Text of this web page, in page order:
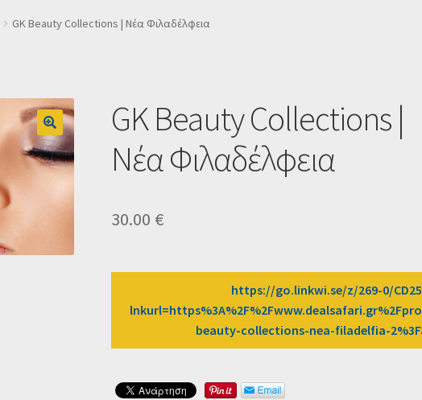
GK Beauty Collections | Νέα Φιλαδέλφεια
GK Beauty Collections |
Νέα Φιλαδέλφεια
30.00 €
https://go.linkwi.se/z/269-0/
beauty-collections-nea-filadelfia-